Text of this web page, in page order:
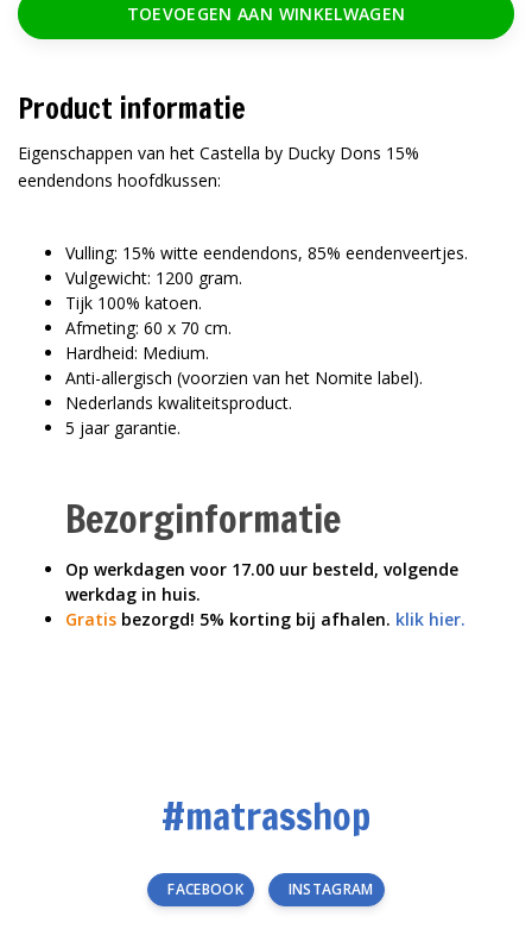
TOEVOEGEN AAN WINKELWAGEN
Product informatie
Eigenschappen van het Castella by Ducky Dons 15%
eendendons hoofdkussen:
Vulling: 15% witte eendendons, 85% eendenveertjes.
Vulgewicht: 1200 gram.
Tijk 100% katoen.
Afmeting: 60 x 70 cm.
Hardheid: Medium.
Anti-allergisch (voorzien van het Nomite label).
Nederlands kwaliteitsproduct.
5 jaar garantie.
Bezorginformatie
Op werkdagen voor 17.00 uur besteld, volgende
werkdag in huis.
Gratis bezorgd! 5% korting bij afhalen. klik hier.
#matrasshop
FACEBOOK INSTAGRAM